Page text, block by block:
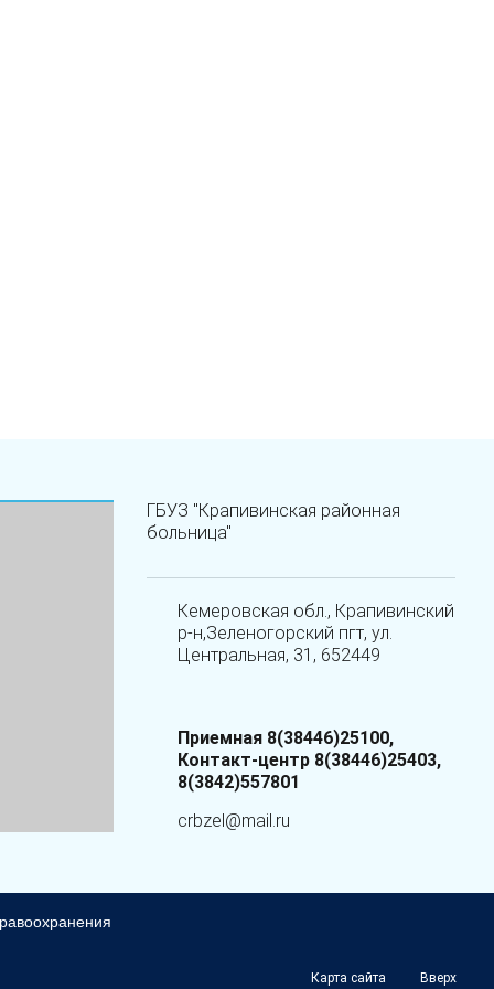
ГБУЗ "Крапивинская районная
больница"
Кемеровская обл., Крапивинский
р-н,Зеленогорский пгт, ул.
Центральная, 31, 652449
Приемная 8(38446)25100,
Контакт-центр 8(38446)25403,
8(3842)557801
crbzel@mail.ru
Карта сайта Вверх